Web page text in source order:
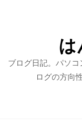
ブログ日記。パソ
ログの方向